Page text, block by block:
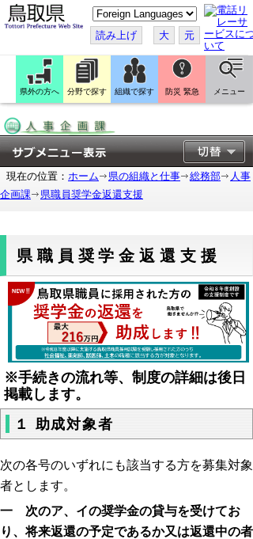
こ
の
ペ
ー
ジ
翻
訳
す
読み上げ 大 元
県外の方へ 分野で探す 組織で探す 防災 緊急 メニュー
現在の位置： ホーム 県の組織と仕事 総務部
人事
企画課
県職員奨学金返還支援
県職員奨学金返還支援
※手続きの流れ等、制度の詳細は後日
掲載します。
１ 助成対象者
次の各号のいずれにも該当する方を募集対象
者とします。
一 次のア、イの奨学金の貸与を受けてお
り、将来返還の予定であるか又は返還中の者